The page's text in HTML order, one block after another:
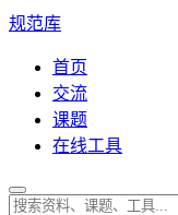
规范库
首页
交流
课题
在线工具